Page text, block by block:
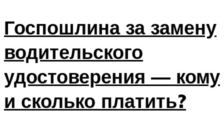
Госпошлина за замену
водительского
удостоверения — кому
и сколько платить?